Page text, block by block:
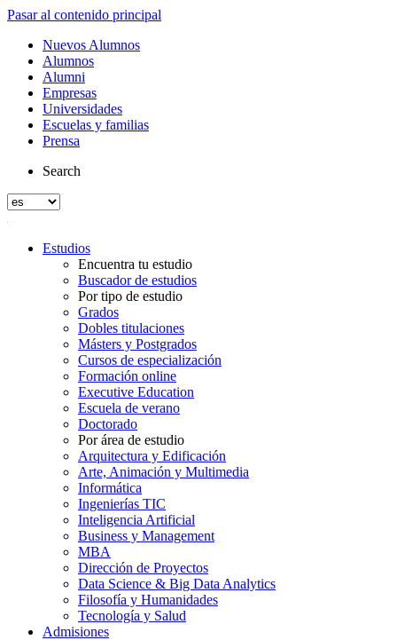
Pasar al contenido principal
Nuevos Alumnos
Alumnos
Alumni
Empresas
Universidades
Escuelas y familias
Prensa
Search
Estudios
Encuentra tu estudio
Buscador de estudios
Por tipo de estudio
Grados
Dobles titulaciones
Másters y Postgrados
Cursos de especialización
Formación online
Executive Education
Escuela de verano
Doctorado
Por área de estudio
Arquitectura y Edificación
Arte, Animación y Multimedia
Informática
Ingenierías TIC
Inteligencia Artificial
Business y Management
MBA
Dirección de Proyectos
Data Science & Big Data Analytics
Filosofía y Humanidades
Tecnología y Salud
Admisiones